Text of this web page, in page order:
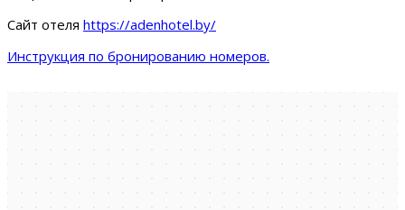
Сайт отеля https://adenhotel.by/
Инструкция по бронированию номеров.